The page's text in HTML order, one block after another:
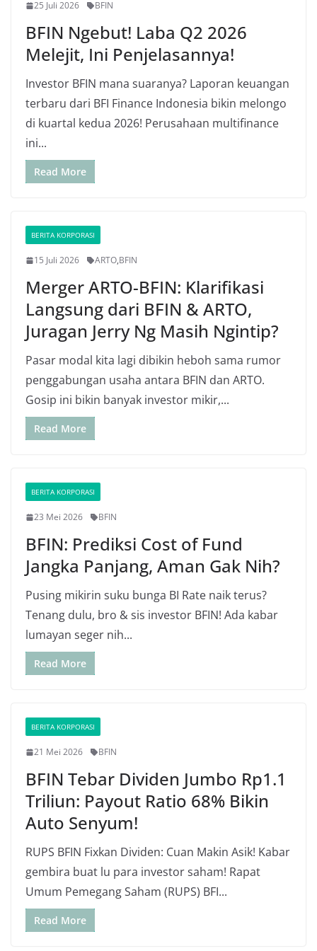
25 Juli 2026 BFIN
BFIN Ngebut! Laba Q2 2026
Melejit, Ini Penjelasannya!
Investor BFIN mana suaranya? Laporan keuangan
terbaru dari BFI Finance Indonesia bikin melongo
di kuartal kedua 2026! Perusahaan multifinance
ini...
Read More
BERITA KORPORASI
15 Juli 2026 ARTO,BFIN
Merger ARTO-BFIN: Klarifikasi
Langsung dari BFIN & ARTO,
Juragan Jerry Ng Masih Ngintip?
Pasar modal kita lagi dibikin heboh sama rumor
penggabungan usaha antara BFIN dan ARTO.
Gosip ini bikin banyak investor mikir,...
Read More
BERITA KORPORASI
23 Mei 2026 BFIN
BFIN: Prediksi Cost of Fund
Jangka Panjang, Aman Gak Nih?
Pusing mikirin suku bunga BI Rate naik terus?
Tenang dulu, bro & sis investor BFIN! Ada kabar
lumayan seger nih...
Read More
BERITA KORPORASI
21 Mei 2026 BFIN
BFIN Tebar Dividen Jumbo Rp1.1
Triliun: Payout Ratio 68% Bikin
Auto Senyum!
RUPS BFIN Fixkan Dividen: Cuan Makin Asik! Kabar
gembira buat lu para investor saham! Rapat
Umum Pemegang Saham (RUPS) BFI...
Read More